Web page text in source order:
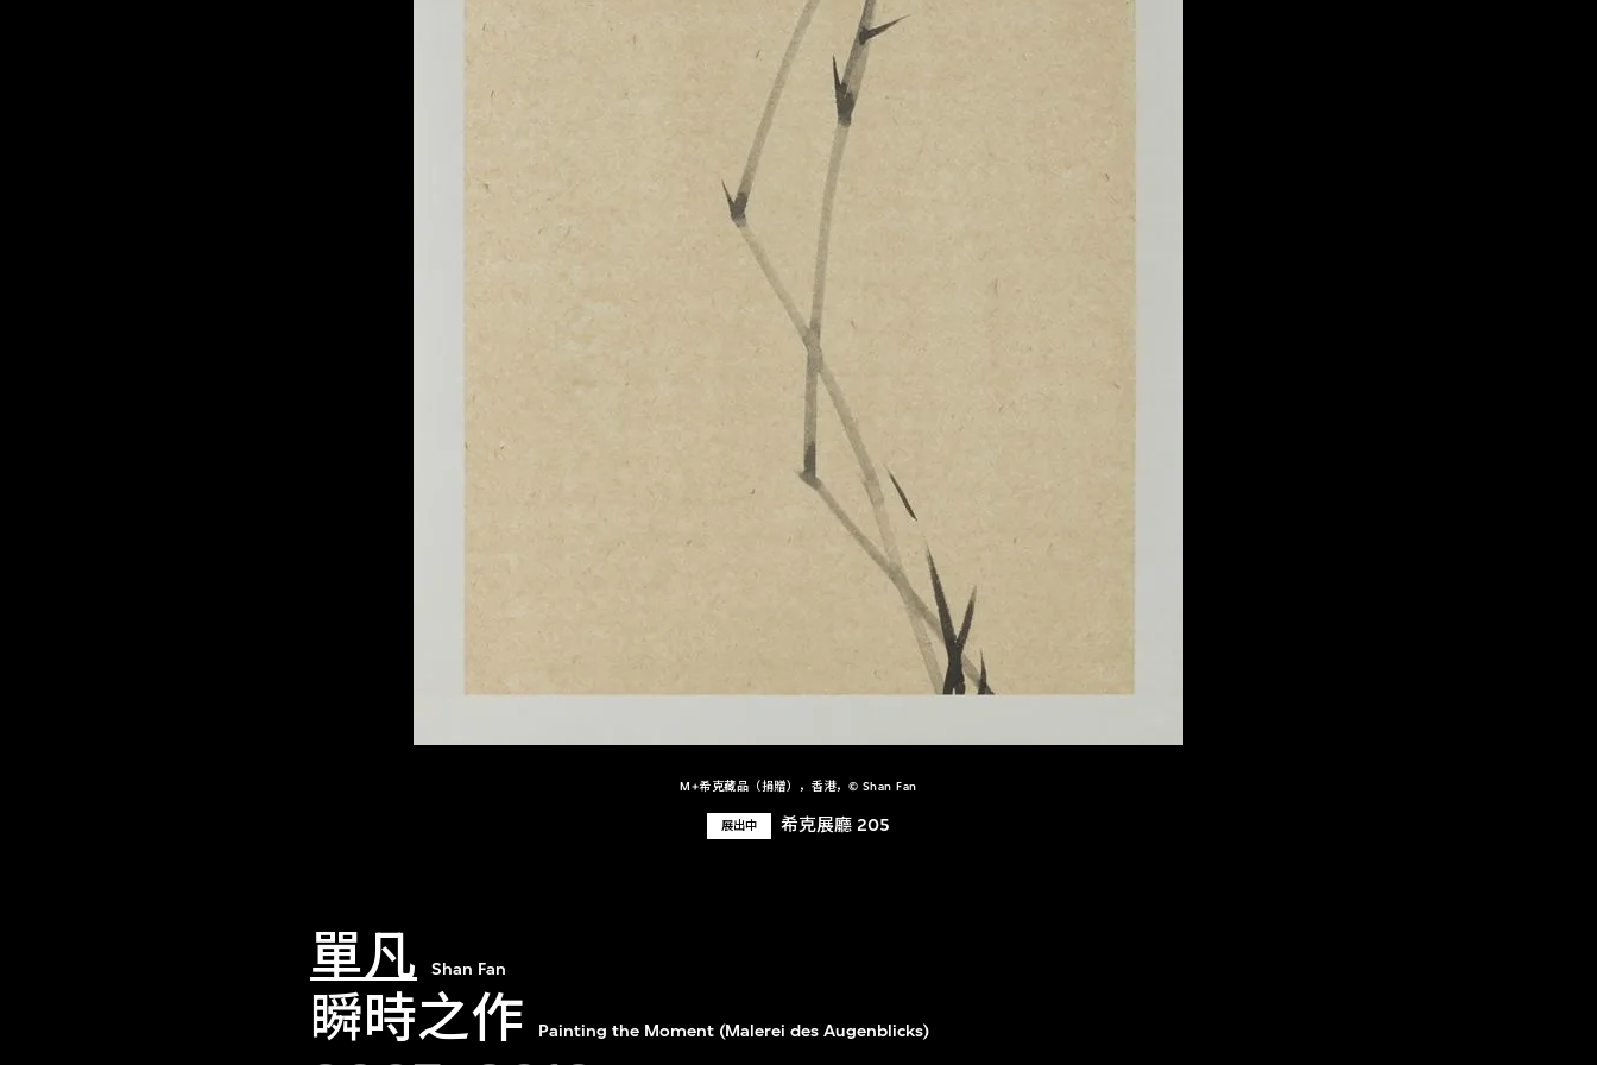
M+希克藏品（捐贈），香港，© Shan Fan
展出中 希克展廳 205
單凡 Shan Fan
瞬時之作 Painting the Moment (Malerei des Augenblicks)